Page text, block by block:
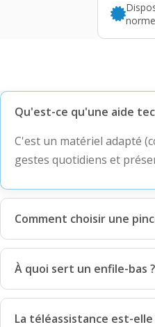
Qu'est-ce qu'une aide
C'est un matériel adapté
gestes quotidiens et
Comment choisir une
À quoi sert un enfile-bas ?
La téléassistance est-